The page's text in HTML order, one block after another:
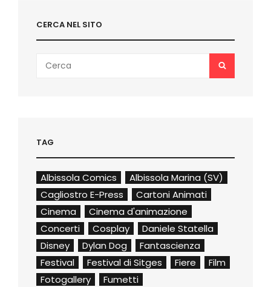
CERCA NEL SITO
for:
SEARCH
TAG
Albissola Comics
Albissola Marina (SV)
Cagliostro E-Press
Cartoni Animati
Cinema
Cinema d'animazione
Concerti
Cosplay
Daniele Statella
Disney
Dylan Dog
Fantascienza
Festival
Festival di Sitges Fiere
Film
Fotogallery
Fumetti